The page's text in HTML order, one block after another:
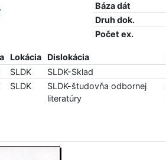
Báza dát
Druh dok.
Počet ex.
Lokácia Dislokácia
SLDK
SLDK-Sklad
SLDK
SLDK-študovňa odbornej
literatúry